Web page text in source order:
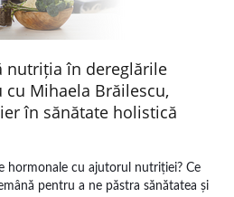
nutriția în dereglările
Mihaela Brăilescu,
în sănătate holistică
hormonale cu ajutorul nutriției? Ce
pentru a ne păstra sănătatea și